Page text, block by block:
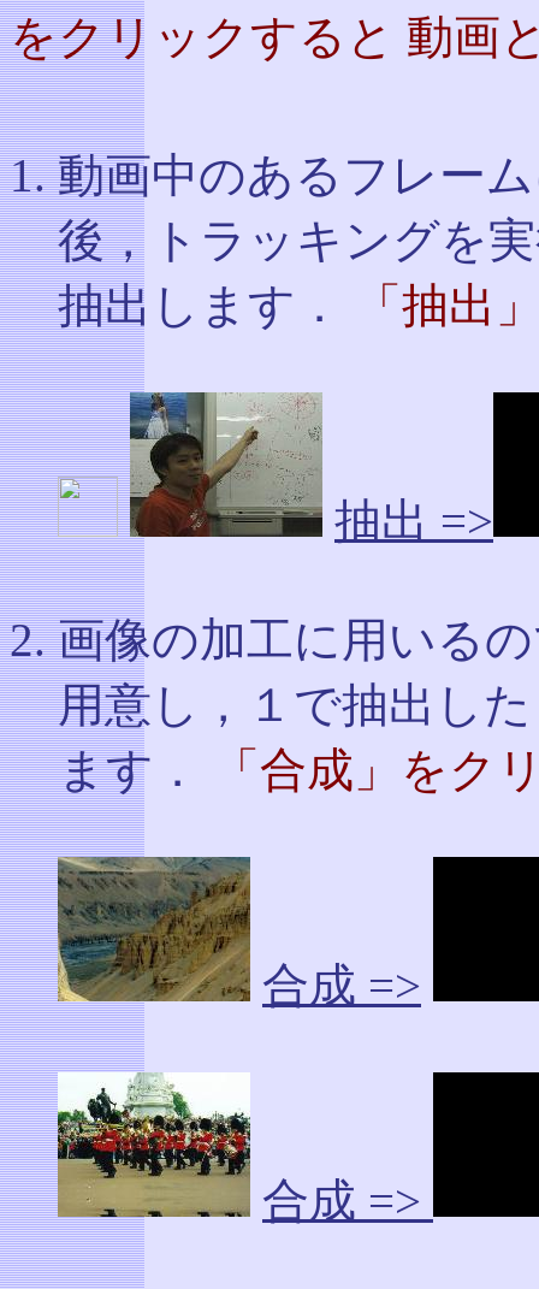
をクリックすると 動画
動画中のあるフレー
後，トラッキングを
抽出します．
「抽出
抽出 =>
画像の加工に用いる
用意し，１で抽出し
ます．
「合成」をク
合成 =>
合成 =>